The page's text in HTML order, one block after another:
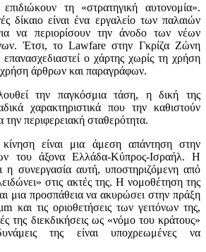
τη «στρατηγική αυτονομία».
δίκαιο είναι ένα εργαλείο των παλαιών
να περιορίσουν την άνοδο των νέων
Έτσι, το Lawfare στην Γκρίζα Ζώνη
επανασχεδιαστεί ο χάρτης χωρίς τη χρήση
άρθρων και παραγράφων.
την παγκόσμια τάση, η δική της
χαρακτηριστικά που την καθιστούν
την περιφερειακή σταθερότητα.
είναι μια άμεση απάντηση στην
του άξονα Ελλάδα-Κύπρος-Ισραήλ. Η
η συνεργασία αυτή, υποστηριζόμενη από
στις ακτές της. Η νομοθέτηση της
μια προσπάθεια να ακυρώσει στην πράξη
και τις οριοθετήσεις των γειτόνων της,
της διεκδικήσεις ως «νόμο του κράτους»
της είναι υποχρεωμένες να